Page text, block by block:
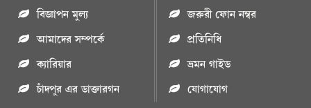
বিজ্ঞাপন মুল্য
আমাদের সম্পর্কে
ক্যারিয়ার
চাঁদপুর এর ডাক্তারগন
জরুরী ফোন নম্বর
প্রতিনিধি
ভ্রমন গাইড
যোগাযোগ